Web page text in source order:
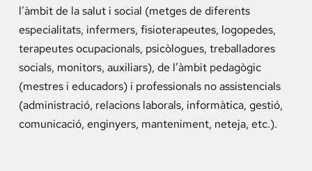
l’àmbit de la salut i social (metges de diferents
especialitats, infermers, fisioterapeutes, logopedes,
terapeutes ocupacionals, psicòlogues, treballadores
socials, monitors, auxiliars), de l’àmbit pedagògic
(mestres i educadors) i professionals no assistencials
(administració, relacions laborals, informàtica, gestió,
comunicació, enginyers, manteniment, neteja, etc.).